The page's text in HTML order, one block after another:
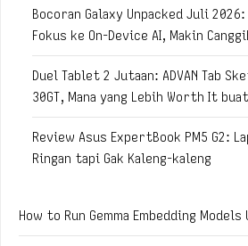
Bocoran Galaxy Unpacked Juli
Fokus ke On-Device AI, Makin
Duel Tablet 2 Jutaan: ADVAN Tab
30GT, Mana yang Lebih Worth It
Review Asus ExpertBook PM5 G2:
Ringan tapi Gak Kaleng-kaleng
How to Run Gemma Embedding